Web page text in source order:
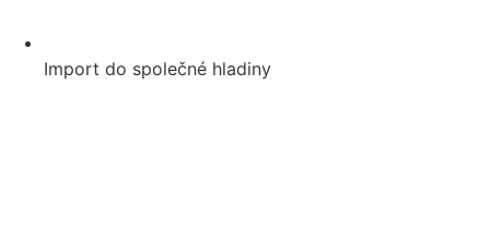
Import do společné hladiny